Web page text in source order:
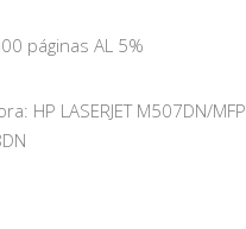
páginas AL 5%
HP LASERJET M507DN/MFP